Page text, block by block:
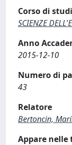
Corso di
SCIENZE
Anno
2015-12-10
Numero di
43
Relatore
Bertoncin,
Appare nelle